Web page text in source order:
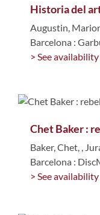
Historia del
Augustin,
Barcelona :
> See
Chet Baker :
Baker, Chet, ,
Barcelona :
> See